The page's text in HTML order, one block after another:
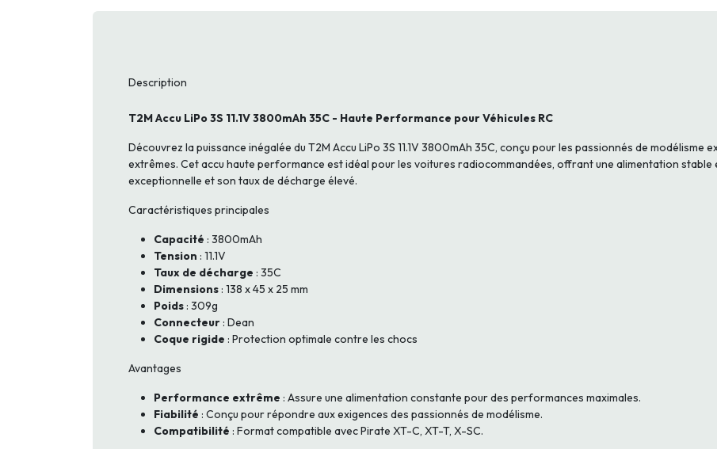
Description
T2M Accu LiPo 3S 11.1V 3800mAh 35C - Haute Performance pour Véhicules RC
Découvrez la puissance inégalée du T2M Accu LiPo 3S 11.1V 3800mAh 35C, conçu pour les passionnés de
extrêmes. Cet accu haute performance est idéal pour les voitures radiocommandées, offrant une alimentation stable
exceptionnelle et son taux de décharge élevé.
Caractéristiques principales
Capacité : 3800mAh
Tension : 11.1V
Taux de décharge : 35C
Dimensions : 138 x 45 x 25 mm
Poids : 309g
Connecteur : Dean
Coque rigide : Protection optimale contre les chocs
Avantages
Performance extrême : Assure une alimentation constante pour des performances maximales.
Fiabilité : Conçu pour répondre aux exigences des passionnés de modélisme.
Compatibilité : Format compatible avec Pirate XT-C, XT-T, X-SC.